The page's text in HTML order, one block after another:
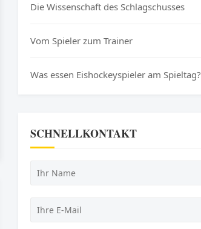
Die Wissenschaft des Schlagschusses
Vom Spieler zum Trainer
Was essen Eishockeyspieler am Spieltag?
SCHNELLKONTAKT